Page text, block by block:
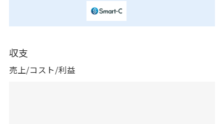
収支
売上/コスト/利益